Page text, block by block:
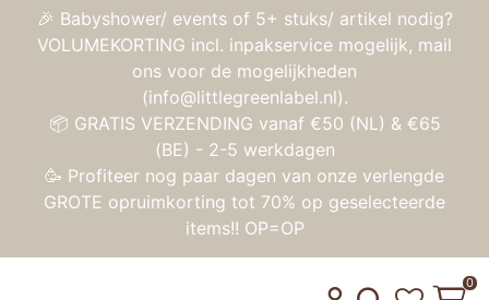
🎉 Babyshower/ events of 5+ stuks/ artikel nodig?
VOLUMEKORTING incl. inpakservice mogelijk, mail
ons voor de mogelijkheden
(info@littlegreenlabel.nl).
📦 GRATIS VERZENDING vanaf €50 (NL) & €65
(BE) - 2-5 werkdagen
🥳 Profiteer nog paar dagen van onze verlengde
GROTE opruimkorting tot 70% op geselecteerde
items!! OP=OP
0